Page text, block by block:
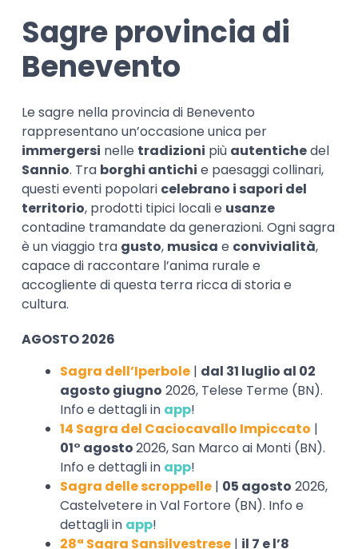
Sagre provincia di
Benevento
Le sagre nella provincia di Benevento
rappresentano un’occasione unica per
immergersi nelle tradizioni più autentichedel
Sannio. Tra borghi antichi e paesaggi collinari,
questi eventi popolari celebrano i sapori del
territorio, prodotti tipici locali e usanze
contadine tramandate da generazioni. Ogni sagra
è un viaggio tra gusto, musica e convivialità,
capace di raccontare l’anima rurale e
accogliente di questa terra ricca di storia e
cultura.
AGOSTO 2026
Sagra dell’Iperbole | dal 31 luglio al 02
agosto giugno 2026, Telese Terme (BN).
Info e dettagli in app!
14 Sagra del Caciocavallo Impiccato |
01° agosto2026, San Marco ai Monti (BN).
Info e dettagli in app!
Sagra delle scroppelle | 05 agosto 2026,
Castelvetere in Val Fortore (BN). Info e
dettagli in app!
28ª Sagra Sansilvestrese | il 7 e l’8